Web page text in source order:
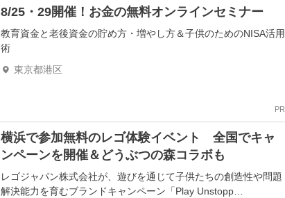
8/25・29開催！お金の無料オンラインセミナー
教育資金と老後資金の貯め方・増やし方＆子供のためのNISA活用
術
東京都港区
PR
横浜で参加無料のレゴ体験イベント 全国でキャ
ンペーンを開催＆どうぶつの森コラボも
レゴジャパン株式会社が、遊びを通じて子供たちの創造性や問題
解決能力を育むブランドキャンペーン「Play Unstopp…